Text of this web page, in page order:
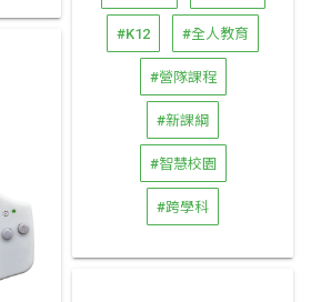
#K12 #全人教育
#營隊課程
#新課綱
#智慧校園
#跨學科